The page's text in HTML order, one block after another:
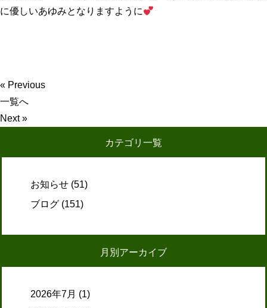
に優しいあゆみとなりますように
« Previous
一覧へ
Next »
カテゴリ一覧
お知らせ (51)
ブログ (151)
月別アーカイブ
2026年7月 (1)